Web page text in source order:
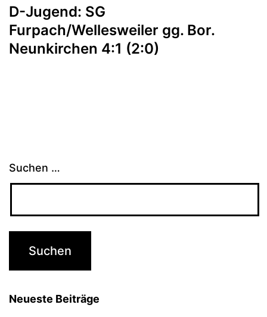
D-Jugend: SG
Furpach/Wellesweiler gg. Bor.
Neunkirchen 4:1 (2:0)
Suchen …
Neueste Beiträge